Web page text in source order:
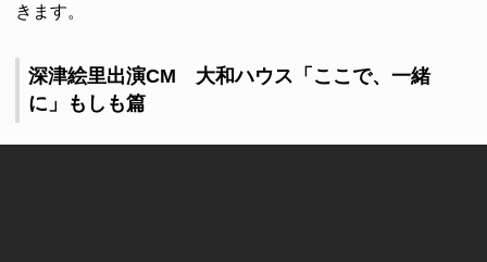
きます。
深津絵里出演CM 大和ハウス「ここで、一緒
に」もしも篇